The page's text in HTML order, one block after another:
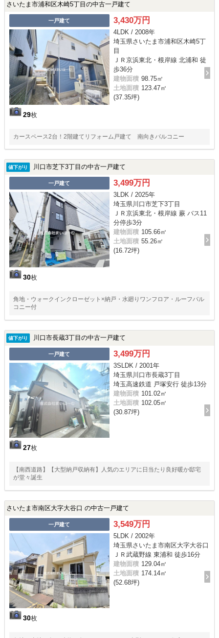
さいたま市浦和区木崎5丁目の中古一戸建て
一戸建て
29枚
3,430万円
4LDK / 2008年
埼玉県さいたま市浦和区木崎5丁
目
ＪＲ京浜東北・根岸線 北浦和 徒
歩36分
建物面積 98.75㎡
土地面積 123.47㎡
(37.35坪)
カースペース2台！2階建てリフォーム戸建て 南向きバルコニー
値下がり 川口市芝下3丁目の中古一戸建て
一戸建て
30枚
3,499万円
3LDK / 2025年
埼玉県川口市芝下3丁目
ＪＲ京浜東北・根岸線 蕨 バス11
分停歩3分
建物面積 105.66㎡
土地面積 55.26㎡
(16.72坪)
角地・ウォークインクローゼット×納戸・水廻りワンフロア・ルーフバル
コニー付
値下がり 川口市長蔵3丁目の中古一戸建て
一戸建て
27枚
3,499万円
3SLDK / 2001年
埼玉県川口市長蔵3丁目
埼玉高速鉄道 戸塚安行 徒歩13分
建物面積 101.02㎡
土地面積 102.05㎡
(30.87坪)
【南西道路】【大型納戸収納有】人気のエリアに日当たり良好暖か邸宅
が堂々誕生
さいたま市南区大字大谷口 の中古一戸建て
一戸建て
30枚
3,549万円
5LDK / 2002年
埼玉県さいたま市南区大字大谷口
ＪＲ武蔵野線 東浦和 徒歩16分
建物面積 129.04㎡
土地面積 174.14㎡
(52.68坪)